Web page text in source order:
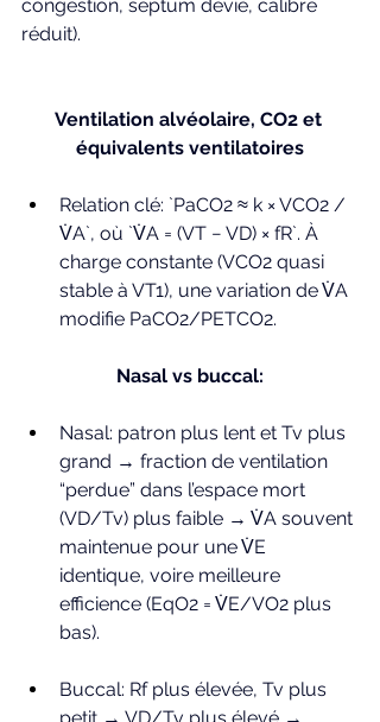
congestion, septum dévié, calibre
réduit).
Ventilation alvéolaire, CO2 et
équivalents ventilatoires
Relation clé: `PaCO2 ≈ k × VCO2 /
V̇A`, où `V̇A = (VT − VD) × fR`. À
charge constante (VCO2 quasi
stable à VT1), une variation de V̇A
modifie PaCO2/PETCO2.
Nasal vs buccal:
Nasal: patron plus lent et Tv plus
grand → fraction de ventilation
“perdue” dans l’espace mort
(VD/Tv) plus faible → V̇A souvent
maintenue pour une V̇E
identique, voire meilleure
efficience (EqO2 = V̇E/VO2 plus
bas).
Buccal: Rf plus élevée, Tv plus
petit → VD/Tv plus élevé →